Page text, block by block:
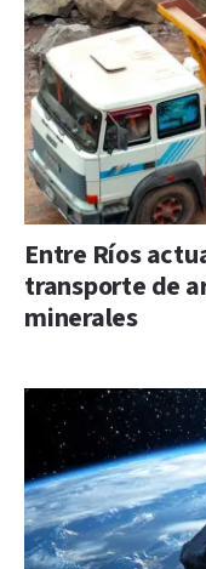
Entre Ríos
transporte de
minerales